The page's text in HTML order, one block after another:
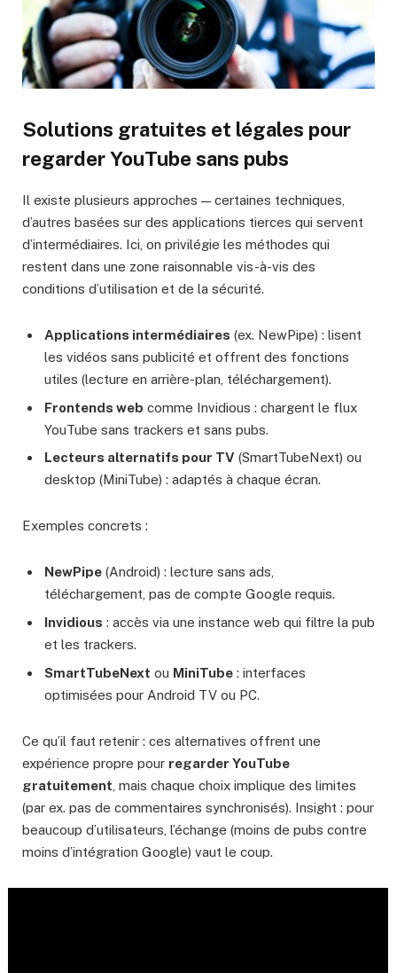
Solutions gratuites et légales pour
regarder YouTube sans pubs
Il existe plusieurs approches — certaines techniques,
d’autres basées sur des applications tierces qui servent
d’intermédiaires. Ici, on privilégie les méthodes qui
restent dans une zone raisonnable vis-à-vis des
conditions d’utilisation et de la sécurité.
Applications intermédiaires (ex. NewPipe) : lisent
les vidéos sans publicité et offrent des fonctions
utiles (lecture en arrière-plan, téléchargement).
Frontends web comme Invidious : chargent le flux
YouTube sans trackers et sans pubs.
Lecteurs alternatifs pour TV (SmartTubeNext) ou
desktop (MiniTube) : adaptés à chaque écran.
Exemples concrets :
NewPipe (Android) : lecture sans ads,
téléchargement, pas de compte Google requis.
Invidious : accès via une instance web qui filtre la pub
et les trackers.
SmartTubeNext ou MiniTube : interfaces
optimisées pour Android TV ou PC.
Ce qu’il faut retenir : ces alternatives offrent une
expérience propre pour regarder YouTube
gratuitement , mais chaque choix implique des limites
(par ex. pas de commentaires synchronisés). Insight : pour
beaucoup d’utilisateurs, l’échange (moins de pubs contre
moins d’intégration Google) vaut le coup.